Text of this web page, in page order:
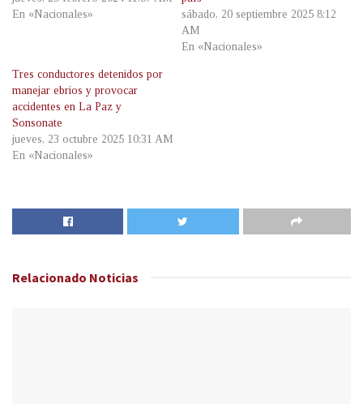
En «Nacionales»
sábado, 20 septiembre 2025 8:12
AM
En «Nacionales»
Tres conductores detenidos por
manejar ebrios y provocar
accidentes en La Paz y
Sonsonate
jueves, 23 octubre 2025 10:31 AM
En «Nacionales»
Relacionado Noticias